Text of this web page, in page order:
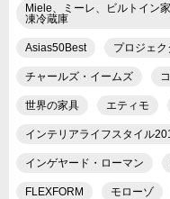
Miele、ミーレ、ビルトイン
凍冷蔵庫
Asias50Best プロジェク
チャールズ・イームズ
世界の家具 エティモ
インテリアライフスタイル
インゲヤード・ローマン
FLEXFORM モローゾ